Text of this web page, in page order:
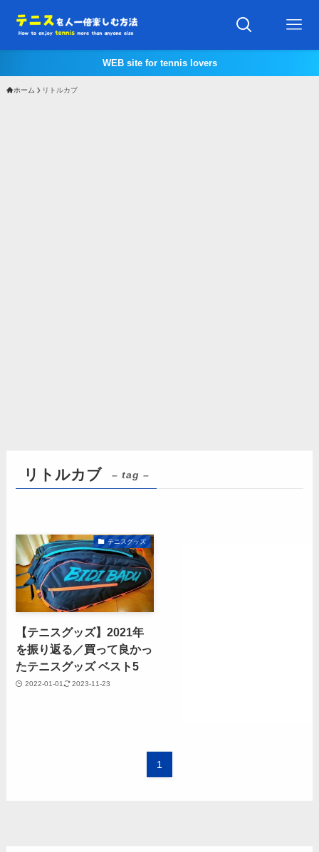
WEB site for tennis lovers
ホーム リトルカブ
リトルカブ – tag –
テニスグッズ
【テニスグッズ】2021年
を振り返る／買って良かっ
たテニスグッズ ベスト5
2022-01-01 2023-11-23
1